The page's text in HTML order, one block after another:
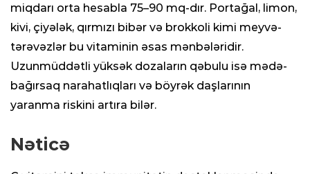
miqdarı orta hesabla 75–90 mq-dır. Portağal, limon,
kivi, çiyələk, qırmızı bibər və brokkoli kimi meyvə-
tərəvəzlər bu vitaminin əsas mənbələridir.
Uzunmüddətli yüksək dozaların qəbulu isə mədə-
bağırsaq narahatlıqları və böyrək daşlarının
yaranma riskini artıra bilər.
Nəticə